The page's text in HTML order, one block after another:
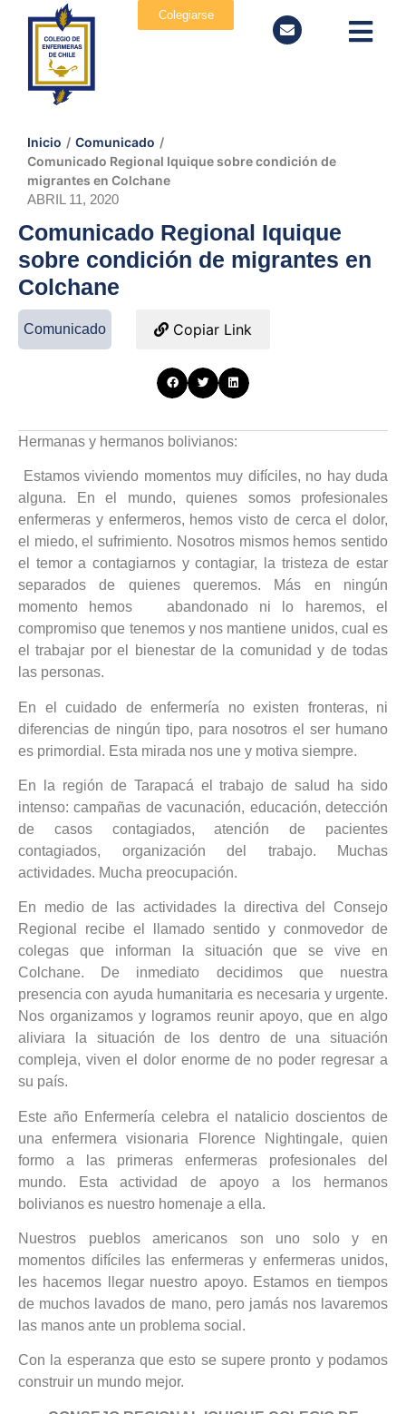
Colegiarse
Inicio / Comunicado /
Comunicado Regional Iquique sobre condición de
migrantes en Colchane
ABRIL 11, 2020
Comunicado Regional Iquique
sobre condición de migrantes en
Colchane
Comunicado Copiar Link
Hermanas y hermanos bolivianos:
Estamos viviendo momentos muy difíciles, no hay duda
alguna. En el mundo, quienes somos profesionales
enfermeras y enfermeros, hemos visto de cerca el dolor,
el miedo, el sufrimiento. Nosotros mismos hemos sentido
el temor a contagiarnos y contagiar, la tristeza de estar
separados de quienes queremos. Más en ningún
momento hemos abandonado ni lo haremos, el
compromiso que tenemos y nos mantiene unidos, cual es
el trabajar por el bienestar de la comunidad y de todas
las personas.
En el cuidado de enfermería no existen fronteras, ni
diferencias de ningún tipo, para nosotros el ser humano
es primordial. Esta mirada nos une y motiva siempre.
En la región de Tarapacá el trabajo de salud ha sido
intenso: campañas de vacunación, educación, detección
de casos contagiados, atención de pacientes
contagiados, organización del trabajo. Muchas
actividades. Mucha preocupación.
En medio de las actividades la directiva del Consejo
Regional recibe el llamado sentido y conmovedor de
colegas que informan la situación que se vive en
Colchane. De inmediato decidimos que nuestra
presencia con ayuda humanitaria es necesaria y urgente.
Nos organizamos y logramos reunir apoyo, que en algo
aliviara la situación de los dentro de una situación
compleja, viven el dolor enorme de no poder regresar a
su país.
Este año Enfermería celebra el natalicio doscientos de
una enfermera visionaria Florence Nightingale, quien
formo a las primeras enfermeras profesionales del
mundo. Esta actividad de apoyo a los hermanos
bolivianos es nuestro homenaje a ella.
Nuestros pueblos americanos son uno solo y en
momentos difíciles las enfermeras y enfermeras unidos,
les hacemos llegar nuestro apoyo. Estamos en tiempos
de muchos lavados de mano, pero jamás nos lavaremos
las manos ante un problema social.
Con la esperanza que esto se supere pronto y podamos
construir un mundo mejor.